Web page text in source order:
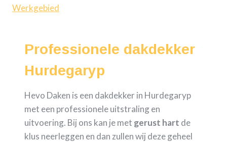
Werkgebied
Professionele dakdekker
Hurdegaryp
Hevo Daken is een dakdekker in Hurdegaryp
met een professionele uitstraling en
uitvoering. Bij ons kan je met gerust hart de
klus neerleggen en dan zullen wij deze geheel